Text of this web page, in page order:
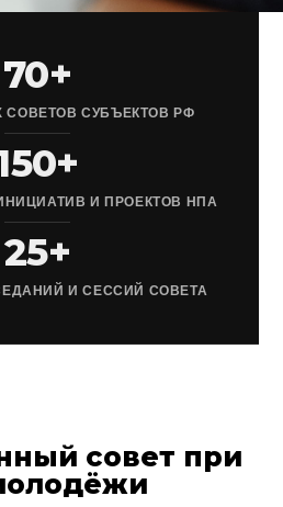
70+
СОВЕТОВ СУБЪЕКТОВ РФ
И ПРОЕКТОВ НПА
25+
И СЕССИЙ СОВЕТА
совет при